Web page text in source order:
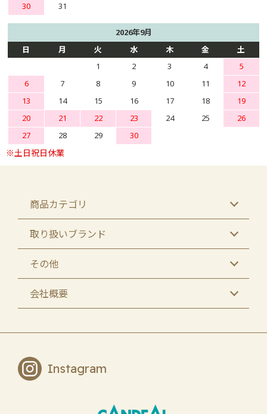
30
31
2026年9月
日
月 火 水 木 金
土
1
2 3 4
5
6
7 8 9 10 11
12
13
14 15 16 17 18
19
20
21 22 23 24 25
26
27
28 29 30
商品カテゴリ
取り扱いブランド
その他
会社概要
Instagram